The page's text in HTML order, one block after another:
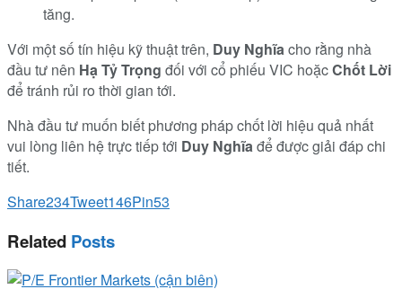
tăng.
Với một số tín hiệu kỹ thuật trên, Duy Nghĩacho rằng nhà
đầu tư nên Hạ Tỷ Trọng đối với cổ phiếu VIC hoặcChốt Lời
để tránh rủi ro thời gian tới.
Nhà đầu tư muốn biết phương pháp chốt lời hiệu quả nhất
vui lòng liên hệ trực tiếp tới Duy Nghĩađể được giải đáp chi
tiết.
Share234Tweet146Pin53
Related Posts